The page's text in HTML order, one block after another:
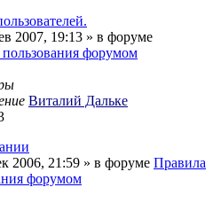
2007, 19:13 » в форуме
форумом
Виталий Дальке
2006, 21:59 » в форуме Правила
форумом